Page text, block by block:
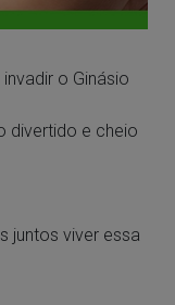
o Ginásio
divertido e cheio
juntos viver essa